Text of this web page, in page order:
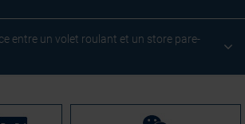
entre un volet roulant et un store pare-